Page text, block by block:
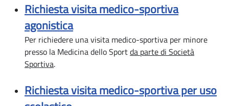
Richiesta visita medico-sportiva
agonistica
Per richiedere una visita medico-sportiva per minore
presso la Medicina dello Sportda parte di Società
Sportiva.
Richiesta visita medico-sportiva per uso